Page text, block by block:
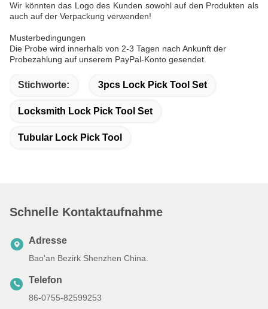
Wir könnten das Logo des Kunden sowohl auf den Produkten als
auch auf der Verpackung verwenden!
Musterbedingungen
Die Probe wird innerhalb von 2-3 Tagen nach Ankunft der
Probezahlung auf unserem PayPal-Konto gesendet.
Stichworte: 3pcs Lock Pick Tool Set
Locksmith Lock Pick Tool Set
Tubular Lock Pick Tool
Schnelle Kontaktaufnahme
Adresse
Bao'an Bezirk Shenzhen China.
Telefon
86-0755-82599253